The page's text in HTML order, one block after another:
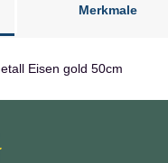
Merkmale
Eisen gold 50cm